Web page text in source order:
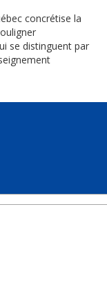
concrétise la
se distinguent par